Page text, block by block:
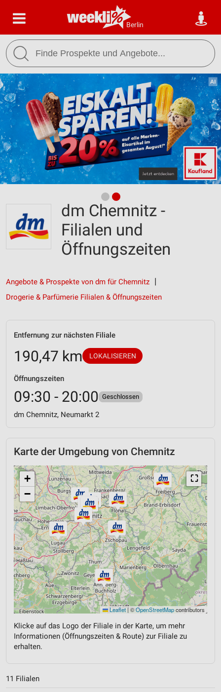
Berlin
dm Chemnitz -
Filialen und
Öffnungszeiten
Angebote & Prospekte von dm für Chemnitz
Drogerie & Parfümerie Filialen & Öffnungszeiten
Entfernung zur nächsten Filiale
190,47 km LOKALISIEREN
Öffnungszeiten
09:30 - 20:00 Geschlossen
dm Chemnitz, Neumarkt 2
Karte der Umgebung von Chemnitz
⛶
+
−
Leaflet |©OpenStreetMapcontributors
Klicke auf das Logo der Filiale in der Karte, um mehr
Informationen (Öffnungszeiten & Route) zur Filiale zu
erhalten.
11 Filialen